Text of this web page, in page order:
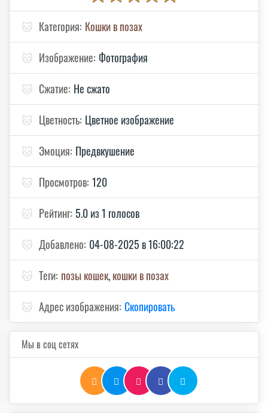
🐱 Категория: Кошки в позах
🐱 Изображение: Фотография
🐱 Сжатие: Не сжато
🐱 Цветность: Цветное изображение
🐱 Эмоция: Предвкушение
🐱 Просмотров: 120
🐱 Рейтинг: 5.0 из 1 голосов
🐱 Добавлено: 04-08-2025 в 16:00:22
🐱 Теги: позы кошек,кошки в позах
🐱 Адрес изображения: Скопировать
Мы в соц сетях